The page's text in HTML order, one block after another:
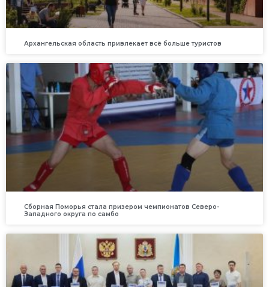
Архангельская область привлекает всё больше туристов
Сборная Поморья стала призером чемпионатов Северо-
Западного округа по самбо